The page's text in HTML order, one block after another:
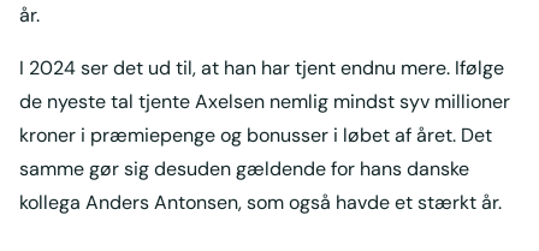
år.
I 2024 ser det ud til, at han har tjent endnu mere. Ifølge
de nyeste tal tjente Axelsen nemlig mindst syv millioner
kroner i præmiepenge og bonusser i løbet af året. Det
samme gør sig desuden gældende for hans danske
kollega Anders Antonsen, som også havde et stærkt år.